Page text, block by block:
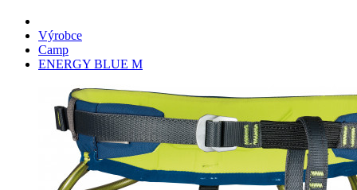
Výrobce
Camp
ENERGY BLUE M